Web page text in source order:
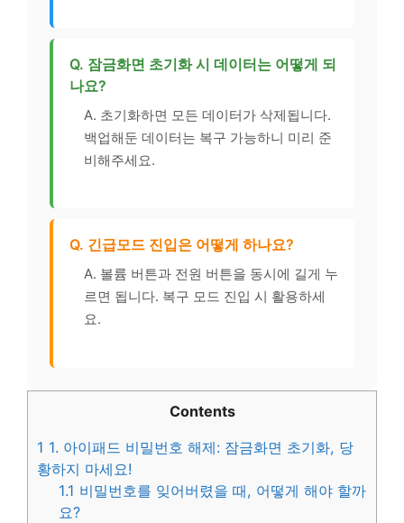
Q. 잠금화면 초기화 시 데이터는 어떻게 되
나요?
A. 초기화하면 모든 데이터가 삭제됩니다.
백업해둔 데이터는 복구 가능하니 미리 준
비해주세요.
Q. 긴급모드 진입은 어떻게 하나요?
A. 볼륨 버튼과 전원 버튼을 동시에 길게 누
르면 됩니다. 복구 모드 진입 시 활용하세
요.
Contents
1 1. 아이패드 비밀번호 해제: 잠금화면 초기화, 당
황하지 마세요!
1.1 비밀번호를 잊어버렸을 때, 어떻게 해야 할까
요?